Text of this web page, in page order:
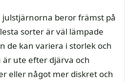
julstjärnorna beror främst på
sorter är väl lämpade
de kan variera i storlek och
är ute efter djärva och
eller något mer diskret och